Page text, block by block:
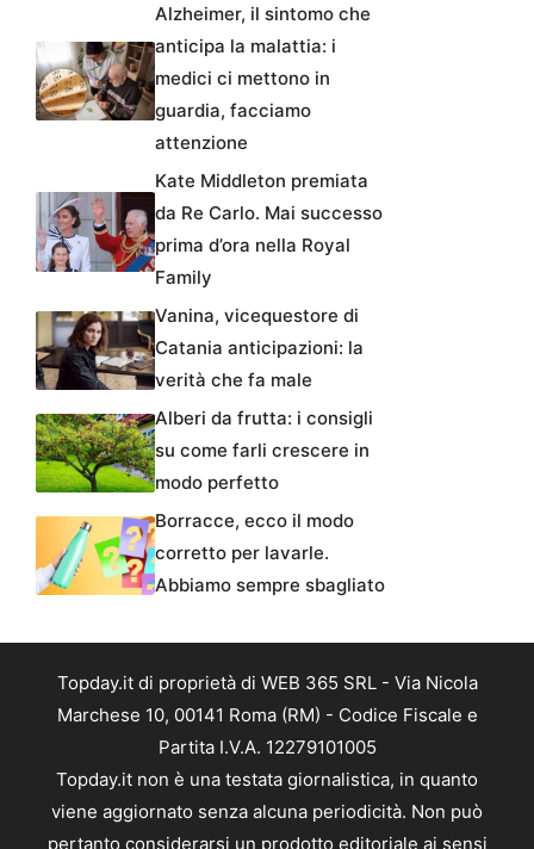
Alzheimer, il sintomo che
anticipa la malattia: i
medici ci mettono in
guardia, facciamo
attenzione
Kate Middleton premiata
da Re Carlo. Mai successo
prima d’ora nella Royal
Family
Vanina, vicequestore di
Catania anticipazioni: la
verità che fa male
Alberi da frutta: i consigli
su come farli crescere in
modo perfetto
Borracce, ecco il modo
corretto per lavarle.
Abbiamo sempre sbagliato
Topday.it di proprietà di WEB 365 SRL - Via Nicola
Marchese 10, 00141 Roma (RM) - Codice Fiscale e
Partita I.V.A. 12279101005
Topday.it non è una testata giornalistica, in quanto
viene aggiornato senza alcuna periodicità. Non può
pertanto considerarsi un prodotto editoriale ai sensi